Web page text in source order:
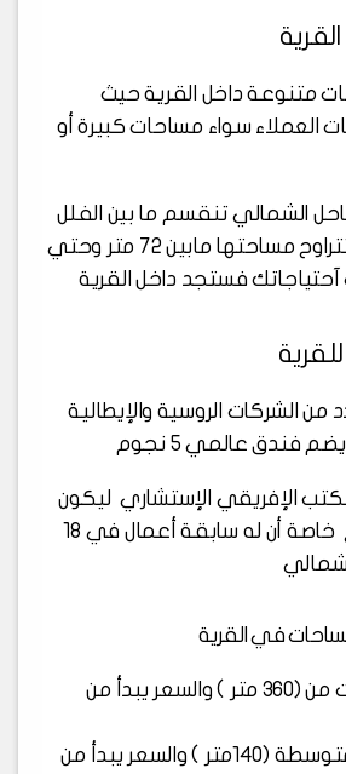
متنوعة داخل القرية حيث
العملاء سواء مساحات كبيرة أو
الشمالي تنقسم ما بين الفلل
والشاليهات التي تتراوح مساحتها مابين 72 متر وحتي
الشركات الروسية والإيطالية
فندق عالمي 5 نجوم
الإفريقي الإستشاري ليكون
استشارياً للمشروع خاصة أن له سابقة أعمال في 18
في القرية
كما تبدأ المساحات من (360 متر ) والسعر يبدأ من
ومساحة الفيلا المتوسطة (140متر ) والسعر يبدأ من